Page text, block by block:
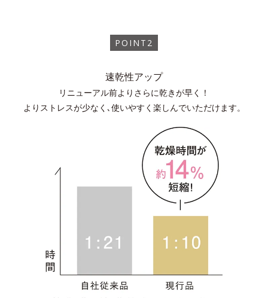
POINT2
速乾性アップ
リニューアル前よりさらに乾きが早く！
よりストレスが少なく､使いやすく楽しんでいただけます。